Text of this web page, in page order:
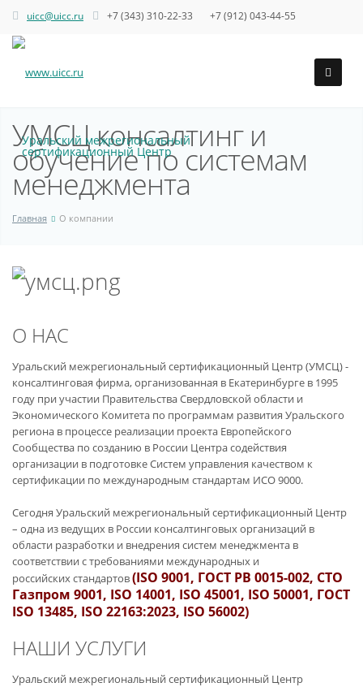
uicc@uicc.ru +7 (343) 310-22-33 +7 (912) 043-44-55
Уральский межрегиональный
сертификационный Центр
УМСЦ консалтинг и
обучение по системам
менеджмента
Главная О компании
О НАС
Уральский межрегиональный сертификационный Центр (УМСЦ) -
консалтинговая фирма, организованная в Екатеринбурге в 1995
году при участии Правительства Свердловской области и
Экономического Комитета по программам развития Уральского
региона в процессе реализации проекта Европейского
Сообщества по созданию в России Центра содействия
организации в подготовке Систем управления качеством к
сертификации по международным стандартам ИСО 9000.
Сегодня Уральский межрегиональный сертификационный Центр
– одна из ведущих в России консалтинговых организаций в
области разработки и внедрения систем менеджмента в
соответствии с требованиями международных и
российских стандартов(ISO 9001, ГОСТ РВ 0015-002, СТО
Газпром 9001, ISO 14001, ISO 45001, ISO 50001, ГОСТ
ISO 13485, ISO 22163:2023, ISO 56002)
НАШИ УСЛУГИ
Уральский межрегиональный сертификационный Центр